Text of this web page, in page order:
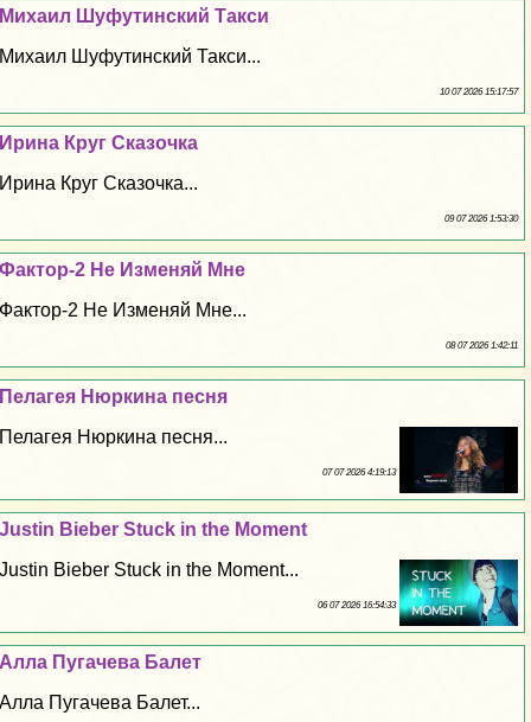
Михаил Шуфутинский Такси
Михаил Шуфутинский Такси...
10 07 2026 15:17:57
Ирина Круг Сказочка
Ирина Круг Сказочка...
09 07 2026 1:53:30
Фактор-2 Не Изменяй Мне
Фактор-2 Не Изменяй Мне...
08 07 2026 1:42:11
Пелагея Нюркина песня
Пелагея Нюркина песня...
07 07 2026 4:19:13
Justin Bieber Stuck in the Moment
Justin Bieber Stuck in the Moment...
06 07 2026 16:54:33
Алла Пугачева Балет
Алла Пугачева Балет...